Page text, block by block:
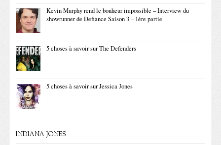
Kevin Murphy rend le bonheur impossible – Interview du
showrunner de Defiance Saison 3 – 1ère partie
5 choses à savoir sur The Defenders
5 choses à savoir sur Jessica Jones
INDIANA JONES